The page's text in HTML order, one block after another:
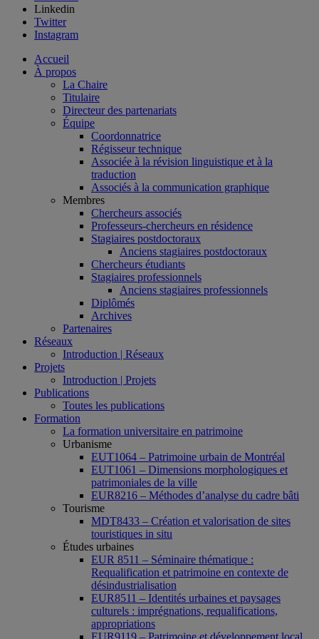
Linkedin
Twitter
Instagram
Accueil
À propos
La Chaire
Titulaire
Directeur des partenariats
Équipe
Coordonnatrice
Régisseur technique
Associée à la révision linguistique et à la
traduction
Associés à la communication graphique
Membres
Chercheurs associés
Professeurs-chercheurs en résidence
Stagiaires postdoctoraux
Anciens stagiaires postdoctoraux
Chercheurs étudiants
Stagiaires professionnels
Anciens stagiaires professionnels
Diplômés
Archives
Partenaires
Réseaux
Introduction | Réseaux
Projets
Introduction | Projets
Publications
Toutes les publications
Formation
La formation universitaire en patrimoine
Urbanisme
EUT1064 – Patrimoine urbain de Montréal
EUT1061 – Dimensions morphologiques et
patrimoniales de la ville
EUR8216 – Méthodes d’analyse du cadre bâti
Tourisme
MDT8433 – Création et valorisation de sites
touristiques in situ
Études urbaines
EUR 8511 – Séminaire thématique :
Requalification et patrimoine en contexte de
désindustrialisation
EUR8511 – Identités urbaines et paysages
culturels : imprégnations, requalifications,
appropriations
EUR9119 – Patrimoine et développement local